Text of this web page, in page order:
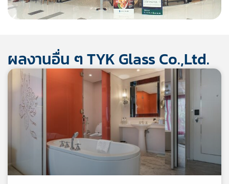
ผลงานอื่น ๆ TYK Glass Co.,Ltd.